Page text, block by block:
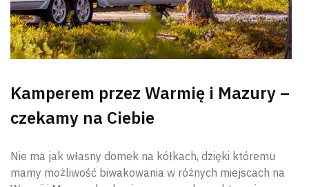
Kamperem przez Warmię i Mazury –
czekamy na Ciebie
Nie ma jak własny domek na kółkach, dzięki któremu
mamy możliwość biwakowania w różnych miejscach na